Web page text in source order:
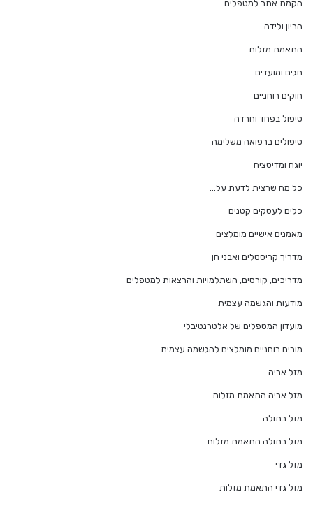
הקמת אתר למטפלים
הריון ולידה
התאמת מזלות
חגים ומועדים
חוקים רוחניים
טיפול בפחד וחרדה
טיפולים ברפואה משלימה
יוגה ומדיטציה
כל מה שרצית לדעת על…
כלים לעסקים קטנים
מאמנים אישיים מומלצים
מדריך קריסטלים ואבני חן
מדריכים, קורסים, השתלמויות והרצאות למטפלים
מודעות והגשמה עצמית
מועדון המטפלים של אלטרנטיבלי
מורים רוחניים מומלצים להגשמה עצמית
מזל אריה
מזל אריה התאמת מזלות
מזל בתולה
מזל בתולה התאמת מזלות
מזל גדי
מזל גדי התאמת מזלות